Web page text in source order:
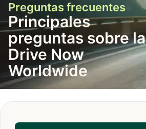
Preguntas frecuentes
Principales
preguntas sobre la
Drive Now
Worldwide